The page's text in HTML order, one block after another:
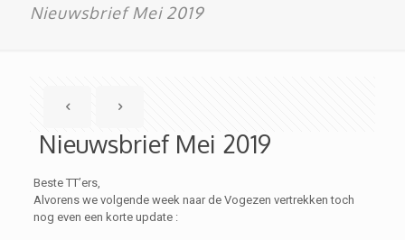
Nieuwsbrief Mei 2019
Nieuwsbrief Mei 2019
Beste TT’ers,
Alvorens we volgende week naar de Vogezen vertrekken toch
nog even een korte update :